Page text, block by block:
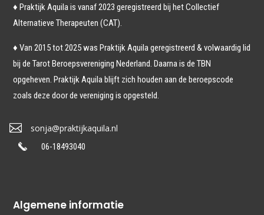
♦ Praktijk Aquila is vanaf 2023geregistreerd bij het Collectief
Alternatieve Therapeuten (CAT).
♦ Van 2015 tot 2025 was Praktijk Aquila geregistreerd & volwaardig lid
bij de Tarot Beroepsvereniging Nederland. Daarna is de TBN
opgeheven. Praktijk Aquila blijft zich houden aan de beroepscode
zoals deze door de vereniging is opgesteld.
 sonja@praktijkaquila.nl
06-18493040
Algemene informatie